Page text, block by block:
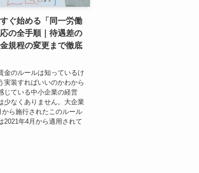
ぐ始める「同一労働
の全手順｜待遇差の
規程の変更まで徹底
金のルールは知っているけ
実装すればいいのかわから
ている中小企業の経営
少なくありません。大企業
から施行されたこのルール
2021年4月から適用されて